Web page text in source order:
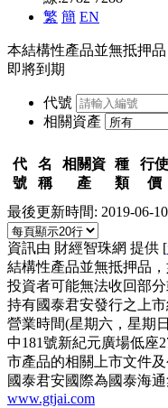
繁 簡 EN
本結構性產品並無抵押品
即將到期
代號
相關資產
代
號
名
稱
相關資
產
種
類
行使
價
最後更新時間: 2019-06-
資訊由 財經智珠網 提供 [
結構性產品並無抵押品
投資者可能無法收回部
持有國泰君安發行之上
營業時間(星期六，星期
中181號新紀元廣場低座
市產品的相關上市文件及
國泰君安國際為國泰海
www.gtjai.com